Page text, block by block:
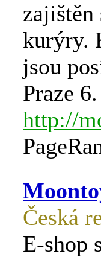
kurýry.
jsou
Praze 6.
http://
Česká
E-shop